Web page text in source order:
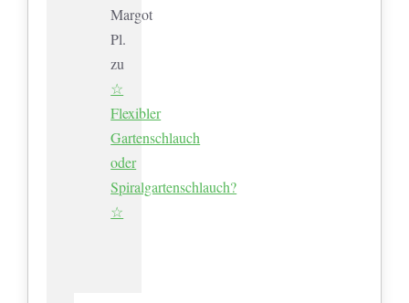
Margot
Pl.
zu
☆
Flexibler
Gartenschlauch
oder
Spiralgartenschlauch?
☆